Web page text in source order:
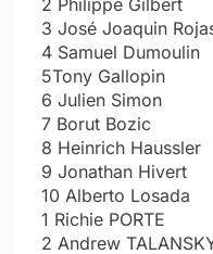
3 José Joaquin
4 Samuel
5Tony
6 Julien
7 Borut
8 Heinrich
9 Jonathan
10 Alberto
1 Richie PORTE
2 Andrew